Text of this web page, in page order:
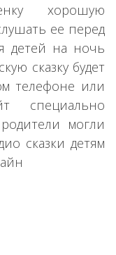
хорошую
ее перед
детей на ночь
сказку будет
телефоне или
специально
могли
сказки детям